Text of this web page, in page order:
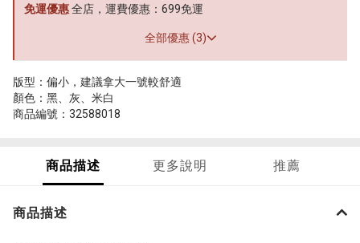
免運優惠全店，運費優惠：699免運
全部優惠 (3)
版型：偏小，建議拿大一號較舒適
顏色：黑、灰、米白
商品編號：32588018
商品描述 更多說明 推薦
商品描述